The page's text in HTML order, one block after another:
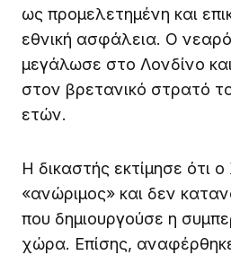
ως προμελετημένη και
εθνική ασφάλεια. Ο
μεγάλωσε στο Λονδίνο
στον βρετανικό στρατό
ετών.
Η δικαστής εκτίμησε ότι
«ανώριμος» και δεν
που δημιουργούσε η
χώρα. Επίσης,